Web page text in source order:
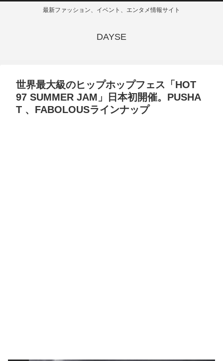
最新ファッション、イベント、エンタメ情報サイト
DAYSE
世界最大級のヒップホップフェス「HOT
97 SUMMER JAM」日本初開催。PUSHA
T 、FABOLOUSラインナップ